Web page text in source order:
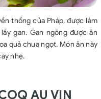
thống của Pháp, được làm
gan. Gan ngỗng được ăn
quả chua ngọt. Món ăn này
nhẹ.
AU VIN